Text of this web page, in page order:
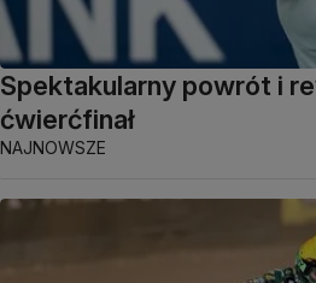
Spektakularny powrót i
ćwierćfinał
NAJNOWSZE